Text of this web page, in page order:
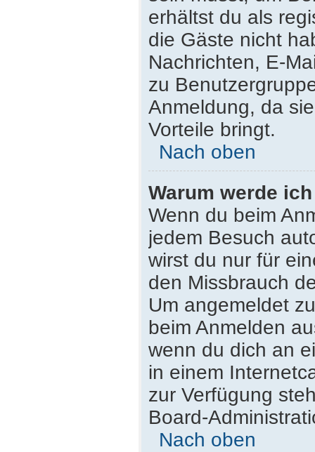
erhältst du als
die Gäste nicht
Nachrichten, E-
zu
Anmeldung, da
Vorteile bringt.
Nach oben
Warum werde
Wenn du beim
jedem Besuch
wirst du nur für
den Missbrauch
Um angemeldet
beim Anmelden
wenn du dich an
in einem
zur Verfügung
Board-
Nach oben